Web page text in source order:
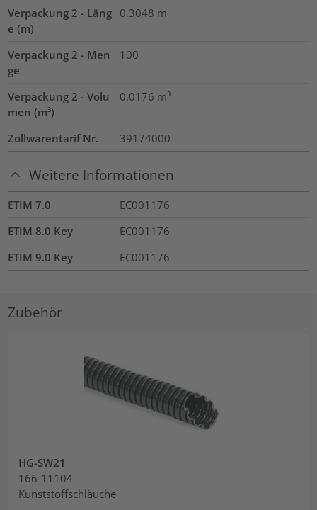
Verpackung 2 - Läng
e (m)
0.3048 m
Verpackung 2 - Men
ge
100
Verpackung 2 - Volu
men (m³)
0.0176 m³
Zollwarentarif Nr. 39174000
Weitere Informationen
ETIM 7.0
EC001176
ETIM 8.0 Key
EC001176
ETIM 9.0 Key
EC001176
Zubehör
HG-SW21
166-11104
Kunststoffschläuche